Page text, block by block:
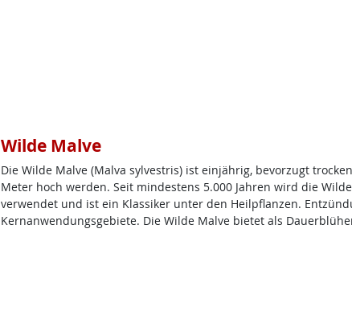
Wilde Malve
Die Wilde Malve (Malva sylvestris) ist einjährig, bevorzugt
Meter hoch werden. Seit mindestens 5.000 Jahren wird die
verwendet und ist ein Klassiker unter den Heilpflanzen.
Kernanwendungsgebiete. Die Wilde Malve bietet als